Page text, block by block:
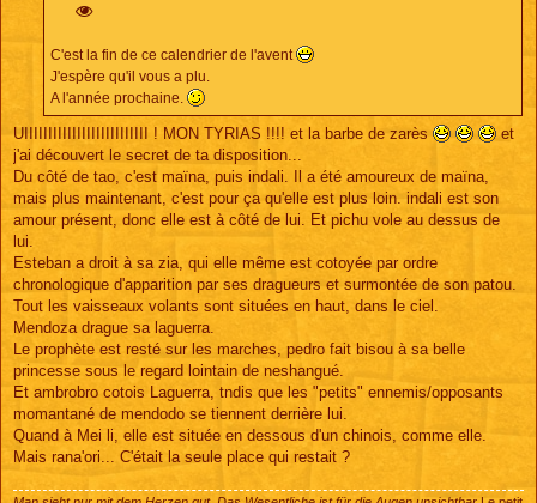
C'est la fin de ce calendrier de l'avent
J'espère qu'il vous a plu.
A l'année prochaine.
UIIIIIIIIIIIIIIIIIIIIIIIIII ! MON TYRIAS !!!! et la barbe de zarès
et
j'ai découvert le secret de ta disposition...
Du côté de tao, c'est maïna, puis indali. Il a été amoureux de maïna,
mais plus maintenant, c'est pour ça qu'elle est plus loin. indali est son
amour présent, donc elle est à côté de lui. Et pichu vole au dessus de
lui.
Esteban a droit à sa zia, qui elle même est cotoyée par ordre
chronologique d'apparition par ses dragueurs et surmontée de son patou.
Tout les vaisseaux volants sont situées en haut, dans le ciel.
Mendoza drague sa laguerra.
Le prophète est resté sur les marches, pedro fait bisou à sa belle
princesse sous le regard lointain de neshangué.
Et ambrobro cotois Laguerra, tndis que les "petits" ennemis/opposants
momantané de mendodo se tiennent derrière lui.
Quand à Mei li, elle est située en dessous d'un chinois, comme elle.
Mais rana'ori... C'était la seule place qui restait ?